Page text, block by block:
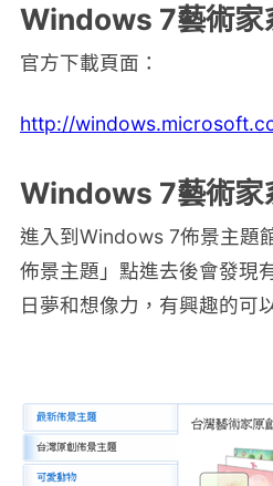
Windows 7藝術家
官方下載頁面：
http://
Windows 7藝術家
進入到Windows 7佈景主題
佈景主題」點進去後會發現
日夢和想像力，有興趣的可